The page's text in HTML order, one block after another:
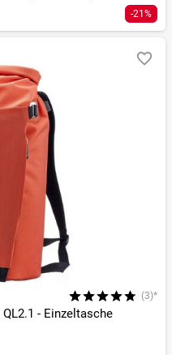
-21%
(3)*
- Einzeltasche